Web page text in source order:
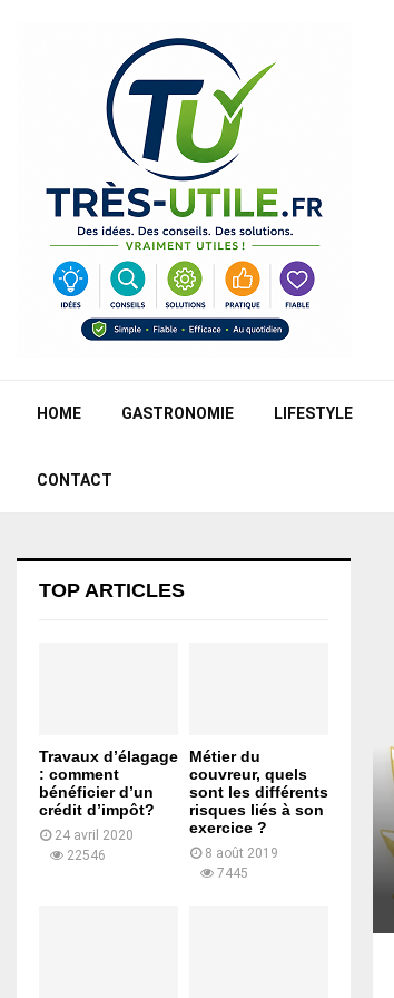
HOME GASTRONOMIE LIFESTYLE
CONTACT
TOP ARTICLES
Travaux d’élagage
: comment
bénéficier d’un
crédit d’impôt?
24 avril 2020
22546
Métier du
couvreur, quels
sont les différents
risques liés à son
exercice ?
8 août 2019
7445